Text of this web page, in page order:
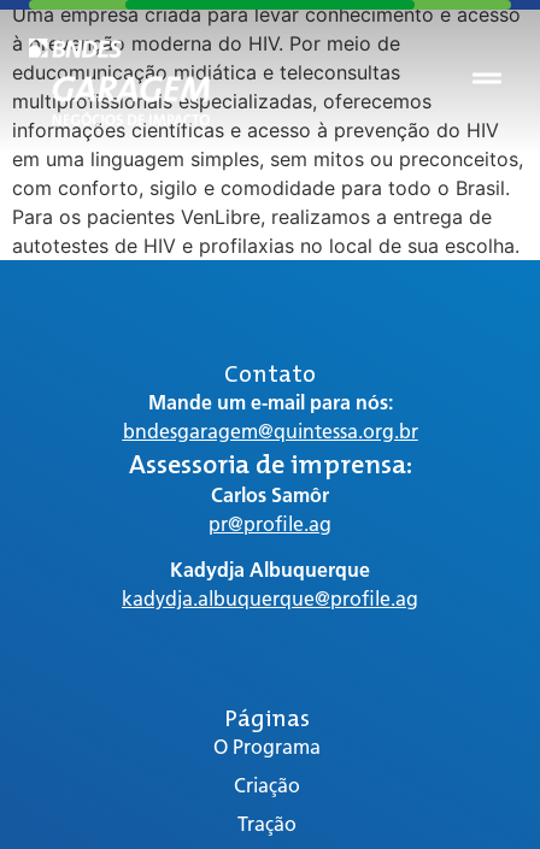
Uma empresa criada para levar conhecimento e acesso
à prevenção moderna do HIV. Por meio de
educomunicação midiática e teleconsultas
multiprofissionais especializadas, oferecemos
informações científicas e acesso à prevenção do HIV
em uma linguagem simples, sem mitos ou preconceitos,
com conforto, sigilo e comodidade para todo o Brasil.
Para os pacientes VenLibre, realizamos a entrega de
autotestes de HIV e profilaxias no local de sua escolha.
Páginas
O Programa
Criação
Tração
Contato
Mande um e-mail para nós:
bndesgaragem@quintessa.org.br
Assessoria de imprensa:
Carlos Samôr
pr@profile.ag
Kadydja Albuquerque
kadydja.albuquerque@profile.ag